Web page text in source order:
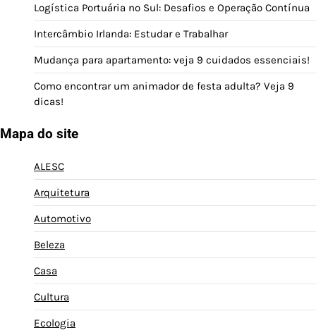
Logística Portuária no Sul: Desafios e Operação Contínua
Intercâmbio Irlanda: Estudar e Trabalhar
Mudança para apartamento: veja 9 cuidados essenciais!
Como encontrar um animador de festa adulta? Veja 9
dicas!
Mapa do site
ALESC
Arquitetura
Automotivo
Beleza
Casa
Cultura
Ecologia